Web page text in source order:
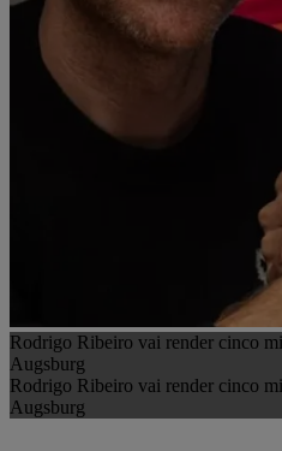
Rodrigo Ribeiro vai render cinco
Augsburg
Rodrigo Ribeiro vai render cinco
Augsburg